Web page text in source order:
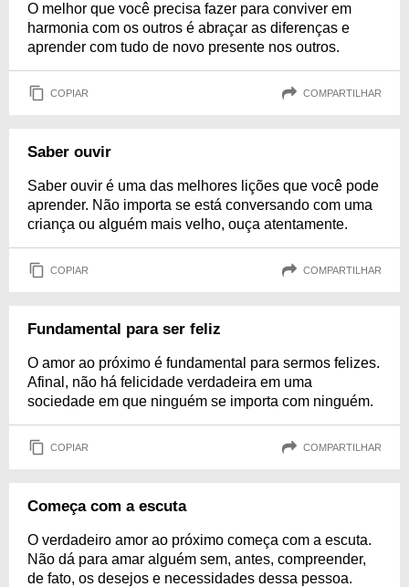
O melhor que você precisa fazer para conviver em
harmonia com os outros é abraçar as diferenças e
aprender com tudo de novo presente nos outros.
COPIAR COMPARTILHAR
Saber ouvir
Saber ouvir é uma das melhores lições que você pode
aprender. Não importa se está conversando com uma
criança ou alguém mais velho, ouça atentamente.
COPIAR COMPARTILHAR
Fundamental para ser feliz
O amor ao próximo é fundamental para sermos felizes.
Afinal, não há felicidade verdadeira em uma
sociedade em que ninguém se importa com ninguém.
COPIAR COMPARTILHAR
Começa com a escuta
O verdadeiro amor ao próximo começa com a escuta.
Não dá para amar alguém sem, antes, compreender,
de fato, os desejos e necessidades dessa pessoa.